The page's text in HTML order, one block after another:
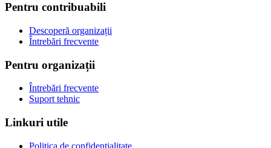
Pentru contribuabili
Descoperă organizații
Întrebări frecvente
Pentru organizații
Întrebări frecvente
Suport tehnic
Linkuri utile
Politica de confidențialitate